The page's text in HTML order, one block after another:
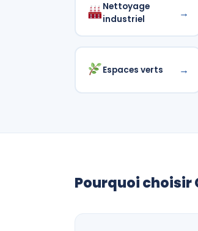
Nettoyage
industriel
→
Espaces verts →
Pourquoi